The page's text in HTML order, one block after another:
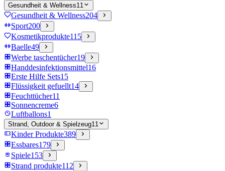
Gesundheit & Wellness11
Gesundheit & Wellness204
Sport200
Kosmetikprodukte115
Baelle49
Werbe taschentücher19
Handdesinfektionsmittel16
Erste Hilfe Sets15
Flüssigkeit gefuellt14
Feuchttücher11
Sonnencreme6
Luftballons1
Strand, Outdoor & Spielzeug11
Kinder Produkte389
Essbares179
Spiele153
Strand produkte112